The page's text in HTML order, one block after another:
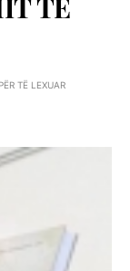
TË
TË LEXUAR